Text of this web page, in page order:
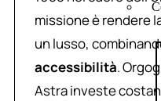
missione è rendere
un lusso,
accessibilità.
Astra investe